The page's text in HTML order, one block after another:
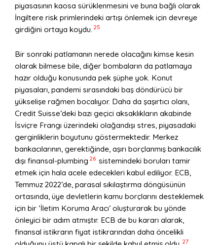
piyasasının kaosa sürüklenmesini ve buna bağlı olarak
İngiltere risk primlerindeki artışı önlemek için devreye
girdiğini ortaya koydu. 25
Bir sonraki patlamanın nerede olacağını kimse kesin
olarak bilmese bile, diğer bombaların da patlamaya
hazır olduğu konusunda pek şüphe yok. Konut
piyasaları, pandemi sırasındaki baş döndürücü bir
yükselişe rağmen bocalıyor. Daha da şaşırtıcı olanı,
Credit Suisse’deki bazı geçici aksaklıkların akabinde
İsviçre Frangı üzerindeki olağandışı stres, piyasadaki
gerginliklerin boyutunu göstermektedir. Merkez
bankacılarının, gerektiğinde, aşırı borçlanmış bankacılık
dışı finansal-plumbing 26 sistemindeki boruları tamir
etmek için hala acele edecekleri kabul ediliyor. ECB,
Temmuz 2022’de, parasal sıkılaştırma döngüsünün
ortasında, üye devletlerin kamu borçlarını desteklemek
için bir ‘İletim Koruma Aracı’ oluşturarak bu yönde
önleyici bir adım atmıştır. ECB de bu kararı alarak,
finansal istikrarın fiyat istikrarından daha öncelikli
27